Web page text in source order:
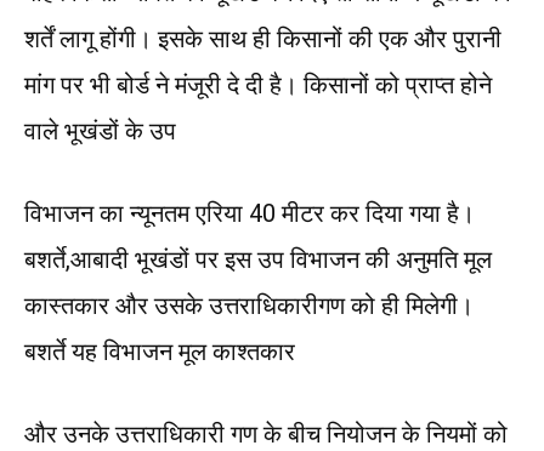
शर्तें लागू होंगी। इसके साथ ही किसानों की एक और पुरानी
मांग पर भी बोर्ड ने मंजूरी दे दी है। किसानों को प्राप्त होने
वाले भूखंडों के उप
विभाजन का न्यूनतम एरिया 40 मीटर कर दिया गया है।
बशर्ते,आबादी भूखंडों पर इस उप विभाजन की अनुमति मूल
कास्तकार और उसके उत्तराधिकारीगण को ही मिलेगी।
बशर्ते यह विभाजन मूल काश्तकार
और उनके उत्तराधिकारी गण के बीच नियोजन के नियमों को